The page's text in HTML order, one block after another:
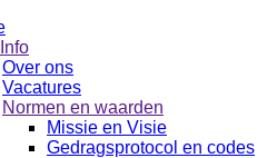
Over ons
Vacatures
Normen en waarden
Missie en Visie
Gedragsprotocol en codes